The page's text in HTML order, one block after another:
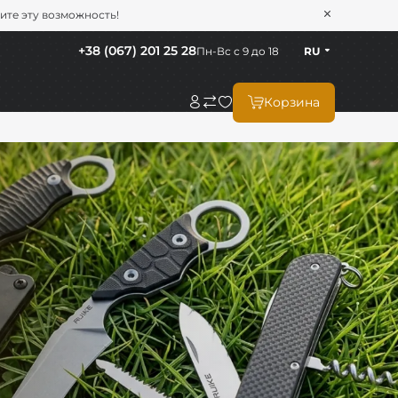
эту возможность!
Корзина
Пн-Вс с 9 до 18
+38 (067) 201 25 28 RU